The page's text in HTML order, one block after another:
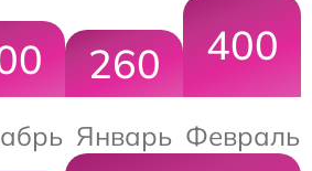
260
Январь
400
Февраль